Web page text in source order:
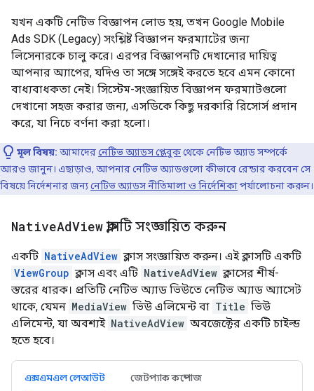
যখন একটি নেটিভ বিজ্ঞাপন লোড হয়, তখন Google Mobile
Ads SDK (Legacy) সংশ্লিষ্ট বিজ্ঞাপন ফরম্যাটের জন্য
লিসেনারকে চালু করে। এরপর বিজ্ঞাপনটি দেখানোর দায়িত্ব
আপনার অ্যাপের, যদিও তা সঙ্গে সঙ্গেই করতে হবে এমন কোনো
বাধ্যবাধকতা নেই। সিস্টেম-সংজ্ঞায়িত বিজ্ঞাপন ফরম্যাটগুলো
দেখানো সহজ করার জন্য, এসডিকে কিছু দরকারি রিসোর্স প্রদান
করে, যা নিচে বর্ণনা করা হলো।
মূল বিষয়: আমাদের নেটিভ অ্যাডস প্লেবুক থেকে নেটিভ অ্যাড সম্পর্কে
আরও জানুন। এছাড়াও, আপনার নেটিভ অ্যাডগুলো কীভাবে রেন্ডার করবেন সে
বিষয়ে নির্দেশনার জন্য নেটিভ অ্যাডস নীতিমালা ও নির্দেশিকাপর্যালোচনা করুন।
NativeAdViewক্লাসটি সংজ্ঞায়িত করুন
একটি NativeAdView ক্লাস সংজ্ঞায়িত করুন। এই ক্লাসটি একটি
ViewGroup ক্লাস এবং এটি NativeAdView ক্লাসের শীর্ষ-
স্তরের ধারক। প্রতিটি নেটিভ অ্যাড ভিউতে নেটিভ অ্যাড অ্যাসেট
থাকে, যেমন MediaView ভিউ এলিমেন্ট বা Title ভিউ
এলিমেন্ট, যা অবশ্যই NativeAdView অবজেক্টের একটি চাইল্ড
হতে হবে।
এক্সএমএল লেআউট জেটপ্যাক কম্পোজ